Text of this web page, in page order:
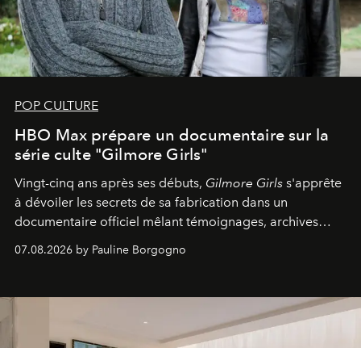
POP CULTURE
HBO Max prépare un documentaire sur la
série culte "Gilmore Girls"
Vingt-cinq ans après ses débuts, Gilmore Girls s'apprête
à dévoiler les secrets de sa fabrication dans un
documentaire officiel mêlant témoignages, archives
générationnel.
07.08.2026 by Pauline Borgogno